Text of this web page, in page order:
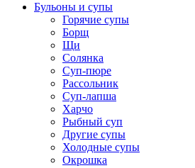
Бульоны и супы
Горячие супы
Борщ
Щи
Солянка
Суп-пюре
Рассольник
Суп-лапша
Харчо
Рыбный суп
Другие супы
Холодные супы
Окрошка